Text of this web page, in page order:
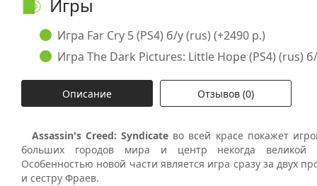
Игры
Игра Far Cry 5 (PS4) б/у (rus) (+2490 р.)
Игра The Dark Pictures: Little Hope (PS4) (rus)
Описание Отзывов (0)
Assassin's Creed: Syndicate во всей красе покажет
больших городов мира и центр некогда великой
Особенностью новой части является игра сразу за двух
и сестру Фраев.